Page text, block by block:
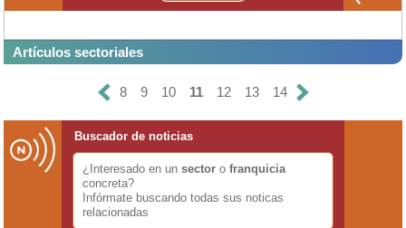
Artículos sectoriales
8 9 10 11 12 13 14
Buscador de noticias
¿Interesado en un sector o franquicia
concreta?
Infórmate buscando todas sus noticas
relacionadas